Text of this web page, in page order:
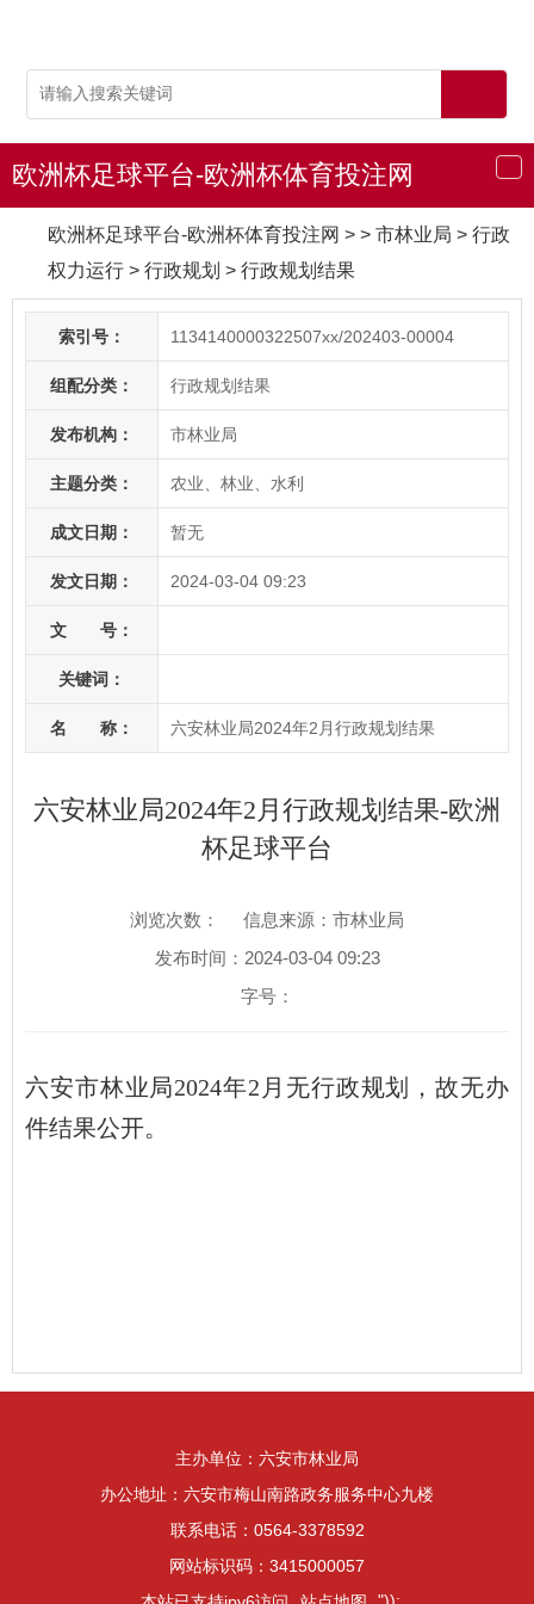
导
航
欧洲杯足球平台-欧洲杯体育投注网
欧洲杯足球平台-欧洲杯体育投注网 > > 市林业局 > 行政
权力运行 > 行政规划 > 行政规划结果
索引号： 1134140000322507xx/202403-00004
组配分类： 行政规划结果
发布机构： 市林业局
主题分类： 农业、林业、水利
成文日期： 暂无
发文日期： 2024-03-04 09:23
文 号：
关键词：
名 称： 六安林业局2024年2月行政规划结果
六安林业局2024年2月行政规划结果-欧洲
杯足球平台
浏览次数：
信息来源：市林业局
发布时间：2024-03-04 09:23
字号：
六安市林业局2024年2月无行政规划，故无办
件结果公开。
主办单位：六安市林业局
办公地址：六安市梅山南路政务服务中心九楼
联系电话：0564-3378592
网站标识码：3415000057
"));